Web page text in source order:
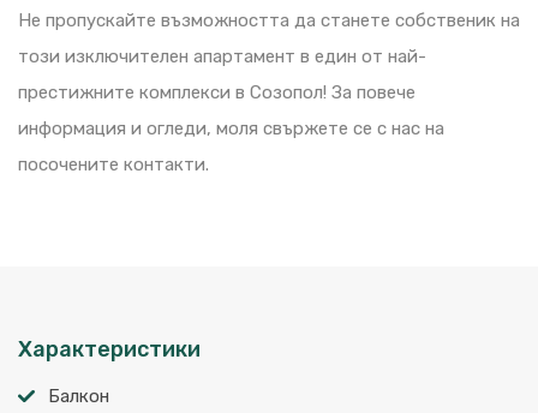
Не пропускайте възможността да станете собственик на
този изключителен апартамент в един от най-
престижните комплекси в Созопол! За повече
информация и огледи, моля свържете се с нас на
посочените контакти.
Характеристики
Балкон